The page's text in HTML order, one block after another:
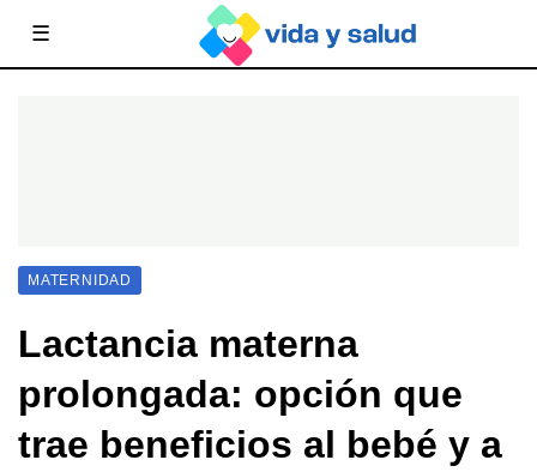
☰
MATERNIDAD
Lactancia materna
prolongada: opción que
trae beneficios al bebé y a